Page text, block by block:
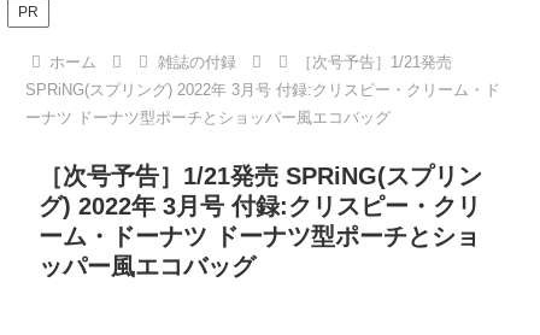
PR
ホーム 雑誌の付録
［次号予告］1/21発売
SPRiNG(スプリング) 2022年 3月号 付録:クリスピー・クリーム・ド
ーナツ ドーナツ型ポーチとショッパー風エコバッグ
［次号予告］1/21発売 SPRiNG(スプリン
グ) 2022年 3月号 付録:クリスピー・クリ
ーム・ドーナツ ドーナツ型ポーチとショ
ッパー風エコバッグ